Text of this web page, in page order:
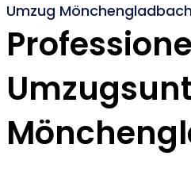
Umzug